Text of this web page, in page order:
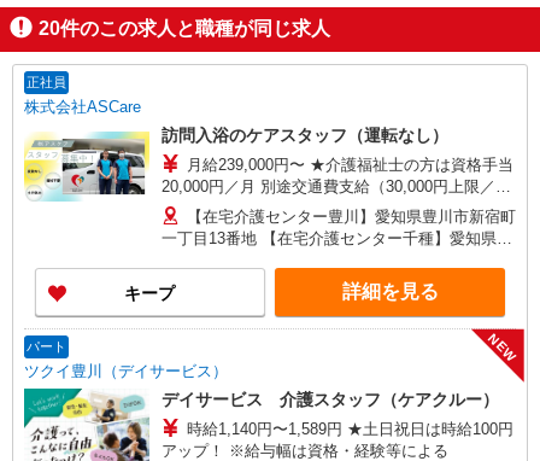
20件のこの求人と職種が同じ求人
正社員
株式会社ASCare
訪問入浴のケアスタッフ（運転なし）
月給239,000円〜 ★介護福祉士の方は資格手当
20,000円／月 別途交通費支給（30,000円上限／
月） 別途残業手当（月平均残業時間15時間）残業
代全額支給
【在宅介護センター豊川】愛知県豊川市新宿町
一丁目13番地 【在宅介護センター千種】愛知県名
池下2D 【在宅介護センター尾張旭】愛知県尾張旭
市瀬戸川町一丁目202番地 【在宅介護センター岡
崎】愛知県岡崎市羽根東町二丁目8番地3 第
2LAND PLAZA BILL101・102号室 【在宅介護セン
ター刈谷】愛知県刈谷市東陽町三丁目68番地 東
陽町鬼頭ビル1階北側 【在宅介護センター上名古
屋】愛知県名古屋市西区上名古屋三丁目25番52
カサデナカノ1階
キープ 詳細を見る
パート
ツクイ豊川（デイサービス）
NEW
デイサービス 介護スタッフ（ケアクルー）
時給1,140円〜1,589円 ★土日祝日は時給100円
アップ！ ※給与幅は資格・経験等による